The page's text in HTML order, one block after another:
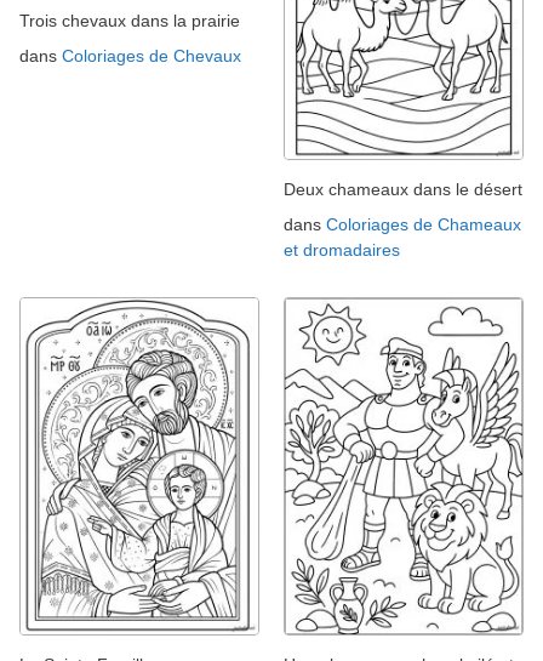
Trois chevaux dans la prairie
dans Coloriages de Chevaux
Deux chameaux dans le désert
dans Coloriages de Chameaux
et dromadaires